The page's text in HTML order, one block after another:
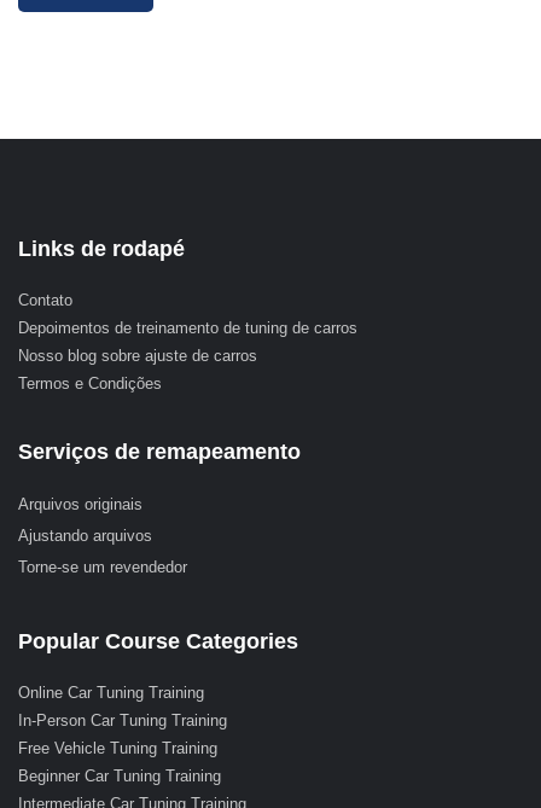
Links de rodapé
Contato
Depoimentos de treinamento de tuning de carros
Nosso blog sobre ajuste de carros
Termos e Condições
Serviços de remapeamento
Arquivos originais
Ajustando arquivos
Torne-se um revendedor
Popular Course Categories
Online Car Tuning Training
In-Person Car Tuning Training
Free Vehicle Tuning Training
Beginner Car Tuning Training
Intermediate Car Tuning Training